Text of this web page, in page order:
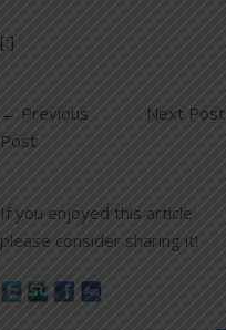
[:]
← Previous
Post
Next Post
If you enjoyed this article
please consider sharing it!